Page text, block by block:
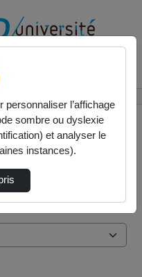
l’affichage
sombre ou dyslexie
et analyser le
instances).